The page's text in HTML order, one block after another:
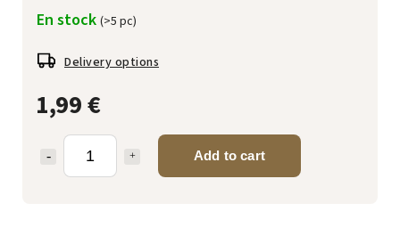
1,99 €
Add to cart
En stock (>5 pc)
Delivery options